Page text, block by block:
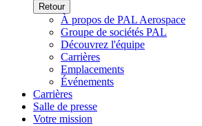
Retour
À propos de PAL Aerospace
Groupe de sociétés PAL
Découvrez l'équipe
Carrières
Emplacements
Événements
Carrières
Salle de presse
Votre mission